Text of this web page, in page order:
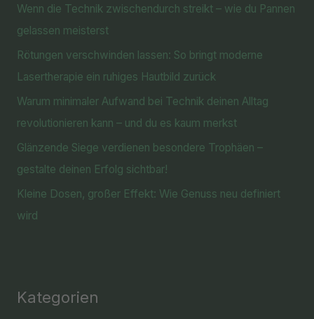
Wenn die Technik zwischendurch streikt – wie du Pannen
gelassen meisterst
Rötungen verschwinden lassen: So bringt moderne
Lasertherapie ein ruhiges Hautbild zurück
Warum minimaler Aufwand bei Technik deinen Alltag
revolutionieren kann – und du es kaum merkst
Glänzende Siege verdienen besondere Trophäen –
gestalte deinen Erfolg sichtbar!
Kleine Dosen, großer Effekt: Wie Genuss neu definiert
wird
Kategorien